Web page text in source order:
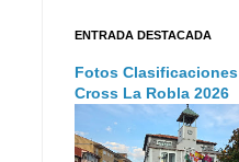
ENTRADA DESTACADA
Fotos Clasificaciones
Cross La Robla 2026